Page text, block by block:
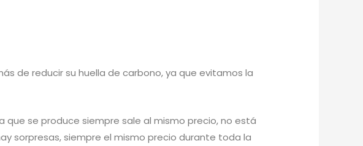
de reducir su huella de carbono, ya que evitamos la
se produce siempre sale al mismo precio, no está
sorpresas, siempre el mismo precio durante toda la